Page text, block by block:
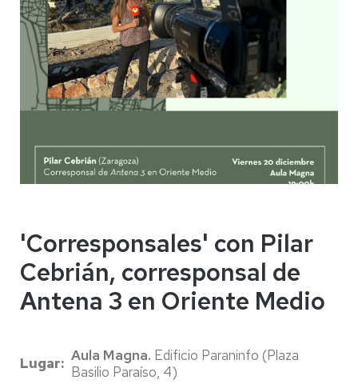
'Corresponsales' con Pilar
Cebrián, corresponsal de
Antena 3 en Oriente Medio
Lugar Aula Magna. Edificio Paraninfo (Plaza
Basilio Paraíso, 4)